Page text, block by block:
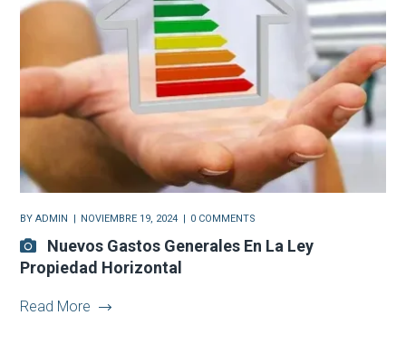
BYADMIN NOVIEMBRE 19, 2024 0 COMMENTS
Nuevos Gastos Generales En La Ley
Propiedad Horizontal
Read More